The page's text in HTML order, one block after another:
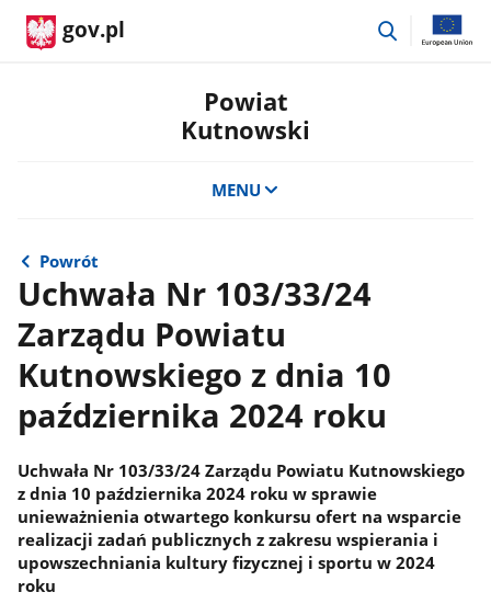
gov.pl
przejdź
Powiat
Kutnowski
MENU
Powrót
Uchwała Nr 103/33/24
Zarządu Powiatu
Kutnowskiego z dnia 10
października 2024 roku
Uchwała Nr 103/33/24 Zarządu Powiatu Kutnowskiego
z dnia 10 października 2024 roku w sprawie
unieważnienia otwartego konkursu ofert na wsparcie
realizacji zadań publicznych z zakresu wspierania i
upowszechniania kultury fizycznej i sportu w 2024
roku